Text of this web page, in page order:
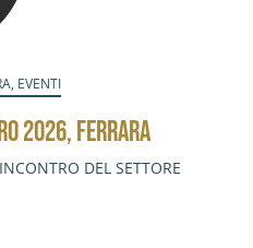
, EVENTI
2026, FERRARA
DEL SETTORE